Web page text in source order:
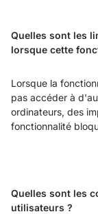
Quelles sont les
lorsque cette
Lorsque la
pas accéder à
ordinateurs, des
fonctionnalité
Quelles sont les
utilisateurs ?